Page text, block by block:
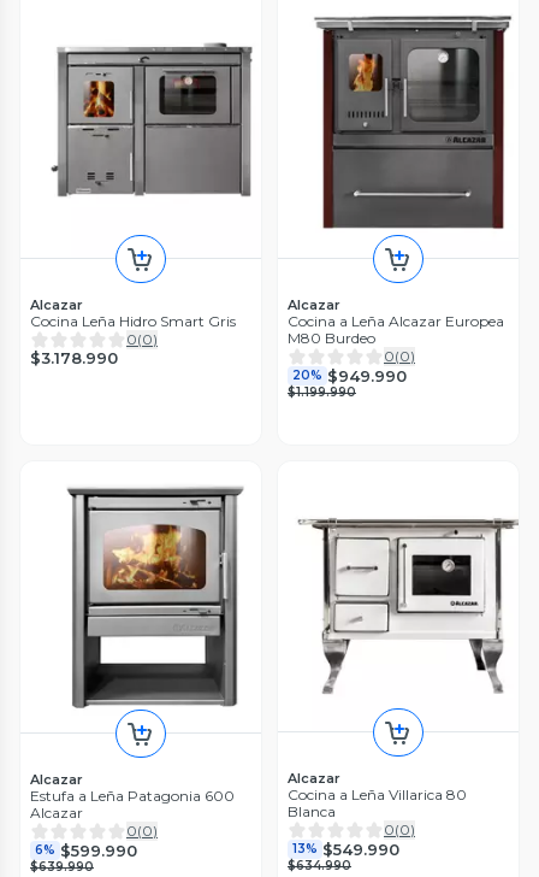
Alcazar
Cocina Leña Hidro Smart Gris
0(0)
$3.178.990
Alcazar
Cocina a Leña Alcazar Europea
M80 Burdeo
0(0)
20% $949.990
$1.199.990
Alcazar
Estufa a Leña Patagonia 600
Alcazar
0(0)
6% $599.990
$639.990
Alcazar
Cocina a Leña Villarica 80
Blanca
0(0)
13% $549.990
$634.990